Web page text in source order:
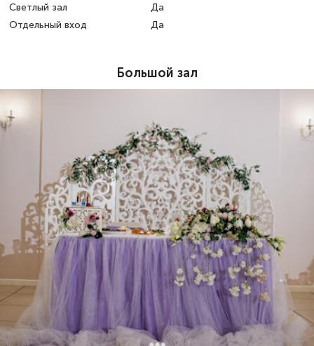
Светлый зал
Да
Отдельный вход
Да
Большой зал